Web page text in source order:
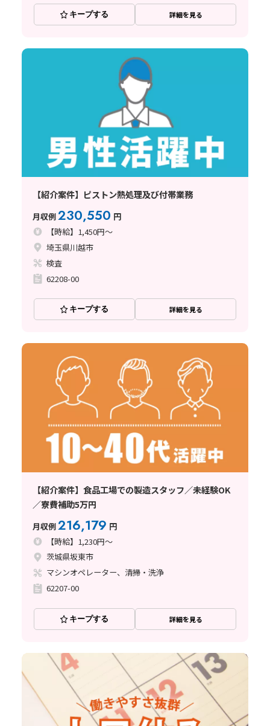
キープする 詳細を見る
【紹介案件】ピストン熱処理及び付帯業務
月収例230,550 円
【時給】1,450円～
埼玉県川越市
検査
62208-00
キープする 詳細を見る
【紹介案件】食品工場での製造スタッフ／未経験OK
／寮費補助5万円
月収例216,179 円
【時給】1,230円～
茨城県坂東市
マシンオペレーター、清掃・洗浄
62207-00
キープする 詳細を見る